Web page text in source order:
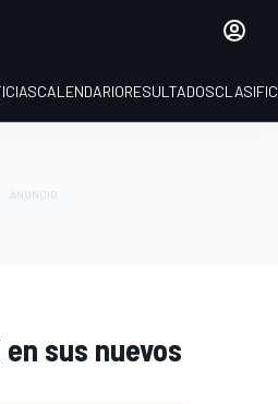
CALENDARIORESULTADOS
en sus nuevos